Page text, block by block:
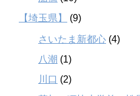
【埼玉県】
(9)
さいたま新都心 (4)
八潮 (1)
川口 (2)